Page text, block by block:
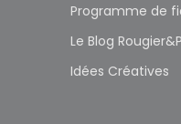
Programme de
Le Blog
Idées Créatives